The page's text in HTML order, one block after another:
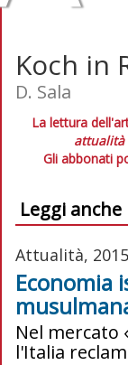
Koch in
D. Sala
La lettura
attualità
Gli abbonati
Leggi anche
Attualità,
Economia
Nel mercato
l'Italia